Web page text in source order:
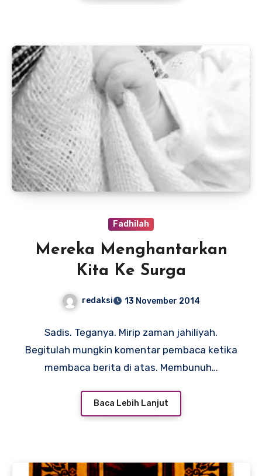
Fadhilah
Mereka Menghantarkan
Kita Ke Surga
redaksi 13 November 2014
Sadis. Teganya. Mirip zaman jahiliyah.
Begitulah mungkin komentar pembaca ketika
membaca berita di atas. Membunuh…
Baca Lebih Lanjut